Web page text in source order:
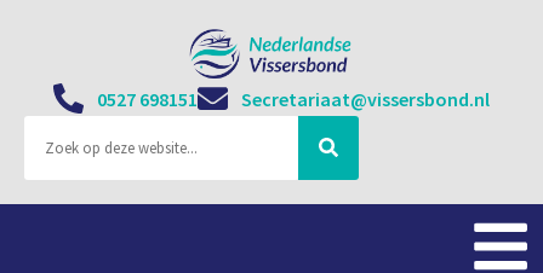
0527 698151 Secretariaat@vissersbond.nl